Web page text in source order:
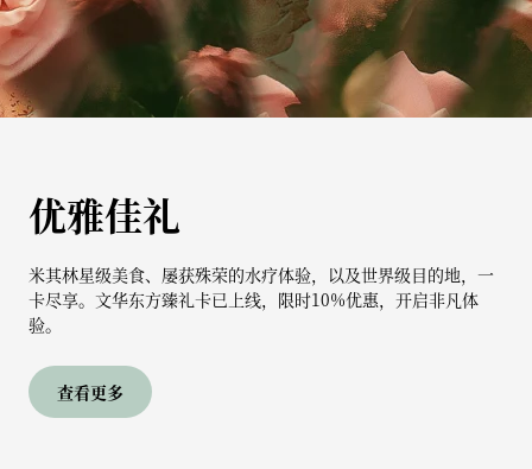
优雅佳礼
米其林星级美食、屡获殊荣的水疗体验，以及世界级目的地，一
卡尽享。文华东方臻礼卡已上线，限时10%优惠，开启非凡体
验。
查看更多